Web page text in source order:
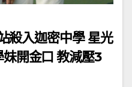
入迦密中學 星光